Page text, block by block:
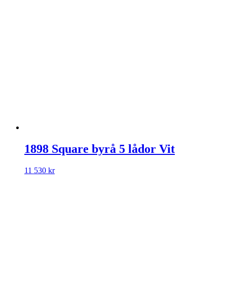
1898 Square byrå 5 lådor Vit
11 530 kr